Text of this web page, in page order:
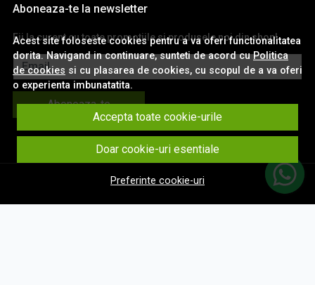
Acest site foloseste cookies pentru a va oferi functionalitatea
dorita. Navigand in continuare, sunteti de acord cuPolitica
de cookies si cu plasarea de cookies, cu scopul de a va oferi
o experienta imbunatatita.
Accepta toate cookie-urile
Doar cookie-uri esentiale
Preferinte cookie-uri
Aboneaza-te la newsletter
Fii la curent cu toate promotiile si produsele noi din shop!
Email
Aboneaza-te